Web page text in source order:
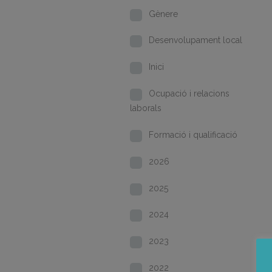
Gènere
Desenvolupament local
Inici
Ocupació i relacions
laborals
Formació i qualificació
2026
2025
2024
2023
2022